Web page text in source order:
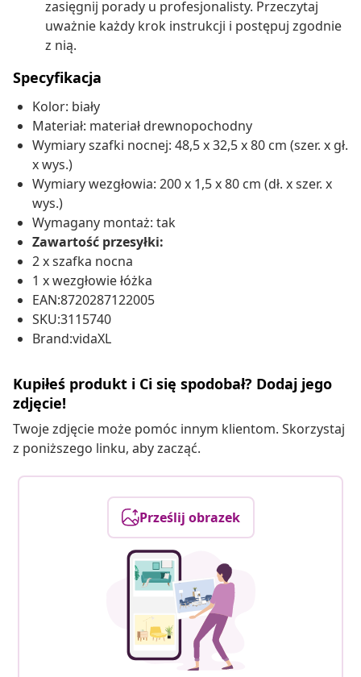
zasięgnij porady u profesjonalisty. Przeczytaj
uważnie każdy krok instrukcji i postępuj zgodnie
z nią.
Specyfikacja
Kolor: biały
Materiał: materiał drewnopochodny
Wymiary szafki nocnej: 48,5 x 32,5 x 80 cm (szer. x gł.
x wys.)
Wymiary wezgłowia: 200 x 1,5 x 80 cm (dł. x szer. x
wys.)
Wymagany montaż: tak
Zawartość przesyłki:
2 x szafka nocna
1 x wezgłowie łóżka
EAN:8720287122005
SKU:3115740
Brand:vidaXL
Kupiłeś produkt i Ci się spodobał? Dodaj jego
zdjęcie!
Twoje zdjęcie może pomóc innym klientom. Skorzystaj
z poniższego linku, aby zacząć.
Prześlij obrazek